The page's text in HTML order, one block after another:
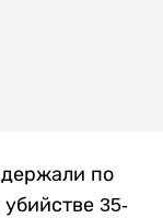
по
35-